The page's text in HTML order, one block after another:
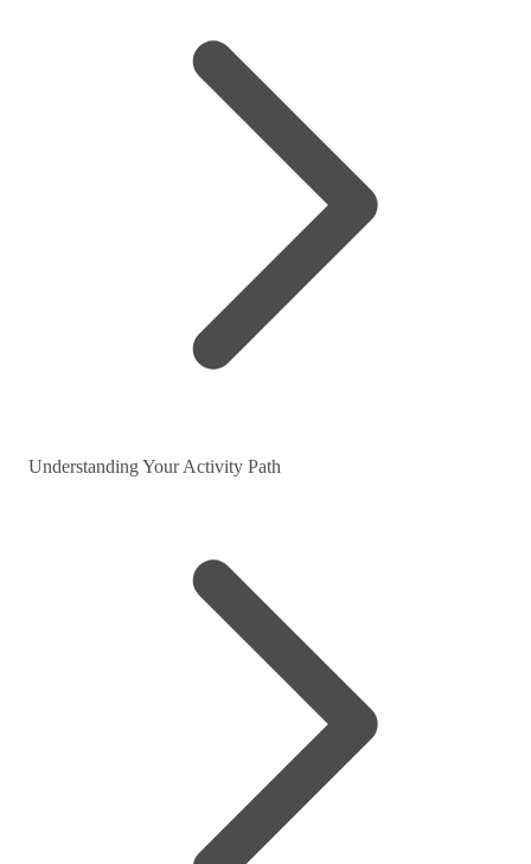
Understanding Your Activity Path